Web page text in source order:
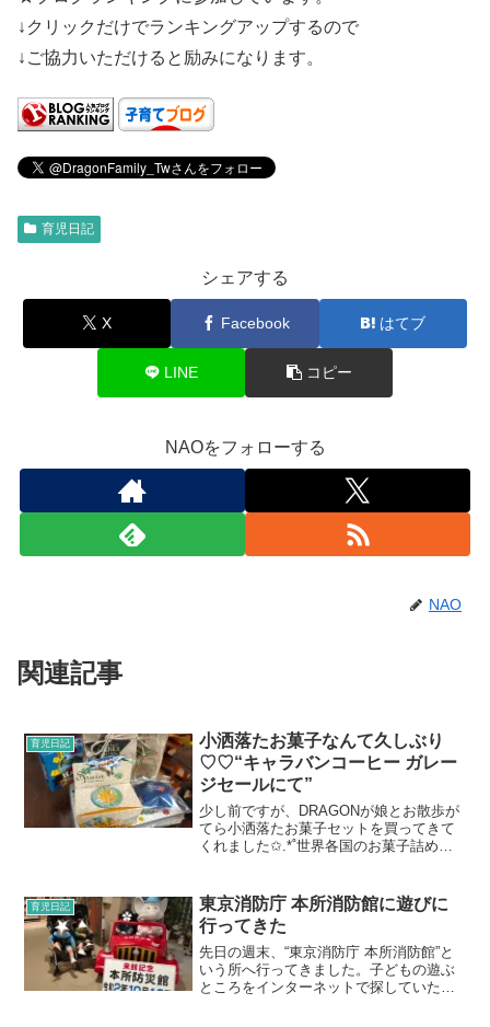
↓クリックだけでランキングアップするので
↓ご協力いただけると励みになります。
育児日記
シェアする
X Facebook はてブ
LINE コピー
NAOをフォローする
NAO
関連記事
育児日記
小洒落たお菓子なんて久しぶり
♡♡“キャラバンコーヒー ガレー
ジセールにて”
少し前ですが、DRAGONが娘とお散歩が
てら小洒落たお菓子セットを買ってきて
くれました✩.*˚世界各国のお菓子詰め合
子です！最近は、買い物も同じスーパー
にしか行かないので...
育児日記
東京消防庁 本所消防館に遊びに
行ってきた
先日の週末、“東京消防庁 本所消防館”と
いう所へ行ってきました。子どもの遊ぶ
ところをインターネットで探していたら